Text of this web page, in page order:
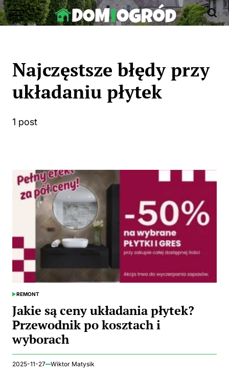
Skip
to
Najczęstsze błędy przy
układaniu płytek
1 post
POSTED
REMONT
Jakie są ceny układania płytek?
Przewodnik po kosztach i
wyborach
2025-11-27 Wiktor Matysik